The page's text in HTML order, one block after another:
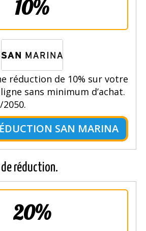
10%
réduction de 10% sur votre
sans minimum d’achat.
SAN MARINA
réduction.
20%